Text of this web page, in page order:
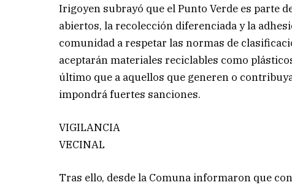
Irigoyen subrayó que el Punto Verde es parte
abiertos, la recolección diferenciada y la
comunidad a respetar las normas de
aceptarán materiales reciclables como
último que a aquellos que generen o
impondrá fuertes sanciones.
VIGILANCIA
VECINAL
Tras ello, desde la Comuna informaron que